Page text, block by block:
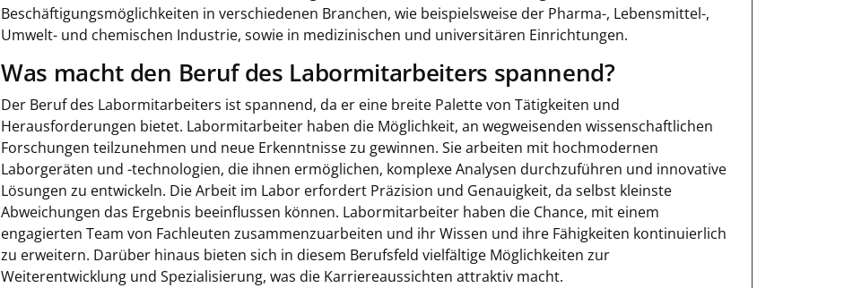
Beschäftigungsmöglichkeiten in verschiedenen Branchen, wie beispielsweise der Pharma-, Lebensmittel-,
Umwelt- und chemischen Industrie, sowie in medizinischen und universitären Einrichtungen.
Was macht den Beruf des Labormitarbeiters spannend?
Der Beruf des Labormitarbeiters ist spannend, da er eine breite Palette von Tätigkeiten und
Herausforderungen bietet. Labormitarbeiter haben die Möglichkeit, an wegweisenden wissenschaftlichen
Forschungen teilzunehmen und neue Erkenntnisse zu gewinnen. Sie arbeiten mit hochmodernen
Laborgeräten und -technologien, die ihnen ermöglichen, komplexe Analysen durchzuführen und innovative
Lösungen zu entwickeln. Die Arbeit im Labor erfordert Präzision und Genauigkeit, da selbst kleinste
Abweichungen das Ergebnis beeinflussen können. Labormitarbeiter haben die Chance, mit einem
engagierten Team von Fachleuten zusammenzuarbeiten und ihr Wissen und ihre Fähigkeiten kontinuierlich
zu erweitern. Darüber hinaus bieten sich in diesem Berufsfeld vielfältige Möglichkeiten zur
Weiterentwicklung und Spezialisierung, was die Karriereaussichten attraktiv macht.